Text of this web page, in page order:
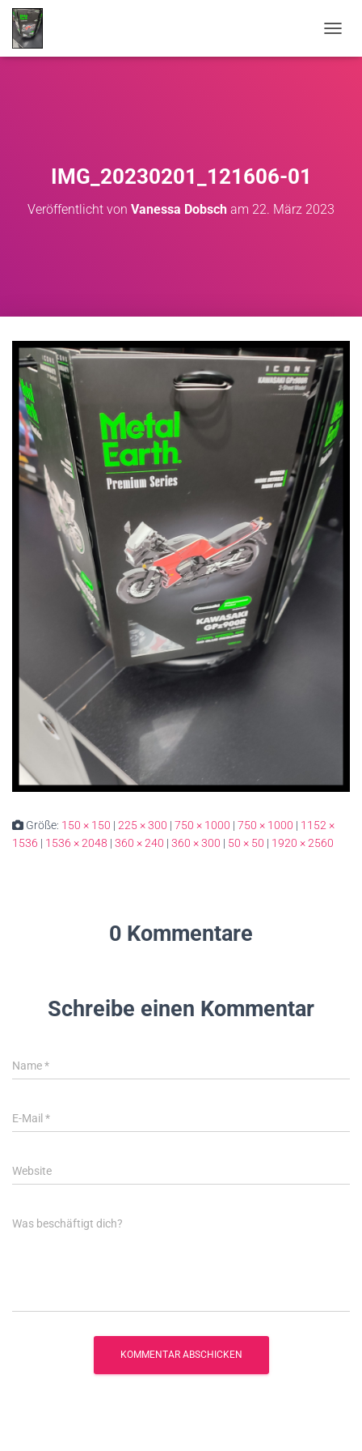
IMG_20230201_121606-01
Veröffentlicht von Vanessa Dobsch am 22. März 2023
Größe: 150 × 150 | 225 × 300 | 750 × 1000 | 750 × 1000 | 1152 ×
1536 | 1536 × 2048 | 360 × 240 | 360 × 300 | 50 × 50 | 1920 × 2560
0 Kommentare
Schreibe einen Kommentar
Name*
E-Mail *
Website
Was beschäftigt dich?